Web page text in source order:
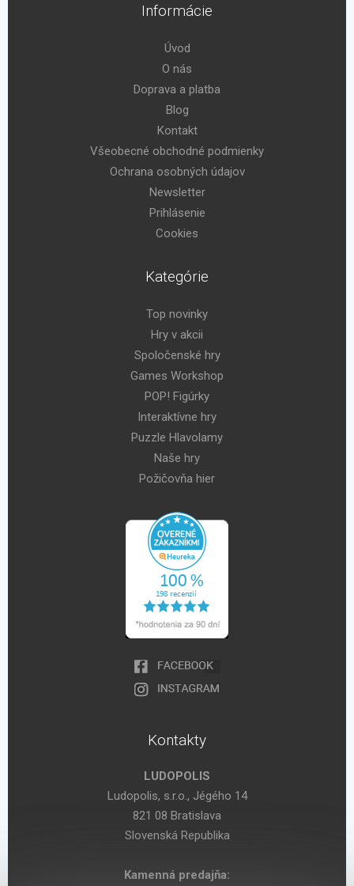
Informácie
Úvod
O nás
Doprava a platba
Blog
Kontakt
Všeobecné obchodné podmienky
Ochrana osobných údajov
Newsletter
Prihlásenie
Cookies
Kategórie
Top novinky
Hry v akcii
Spoločenské hry
Games Workshop
POP! Figúrky
Interaktívne hry
Puzzle Hlavolamy
Naše hry
Požičovňa hier
Kontakty
LUDOPOLIS
Ludopolis, s.r.o., Jégého 14
821 08 Bratislava
Slovenská Republika
Kamenná predajňa: